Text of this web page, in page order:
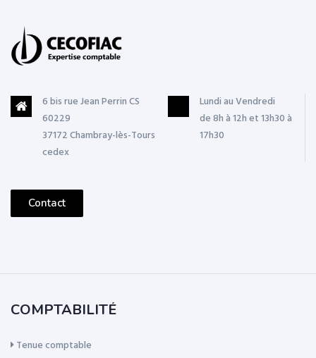
6 bis rue Jean Perrin CS
60229
37172 Chambray-lès-Tours
cedex
Lundi au Vendredi
de 8h à 12h et 13h30 à
17h30
Contact
COMPTABILITÉ
Tenue comptable